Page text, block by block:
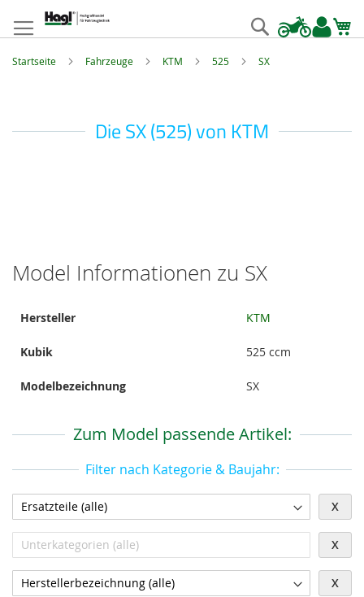
springen
Suche
Startseite Fahrzeuge KTM 525 SX
Die SX (525) von KTM
Model Informationen zu SX
Informationen
Hersteller KTM
Kubik 525 ccm
Modelbezeichnung SX
Zum Model passende Artikel:
Filter nach Kategorie & Baujahr:
X
X
X